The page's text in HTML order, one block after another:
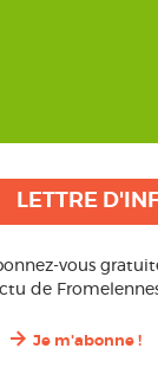
LETTRE
vous
de
Je m'abonne !